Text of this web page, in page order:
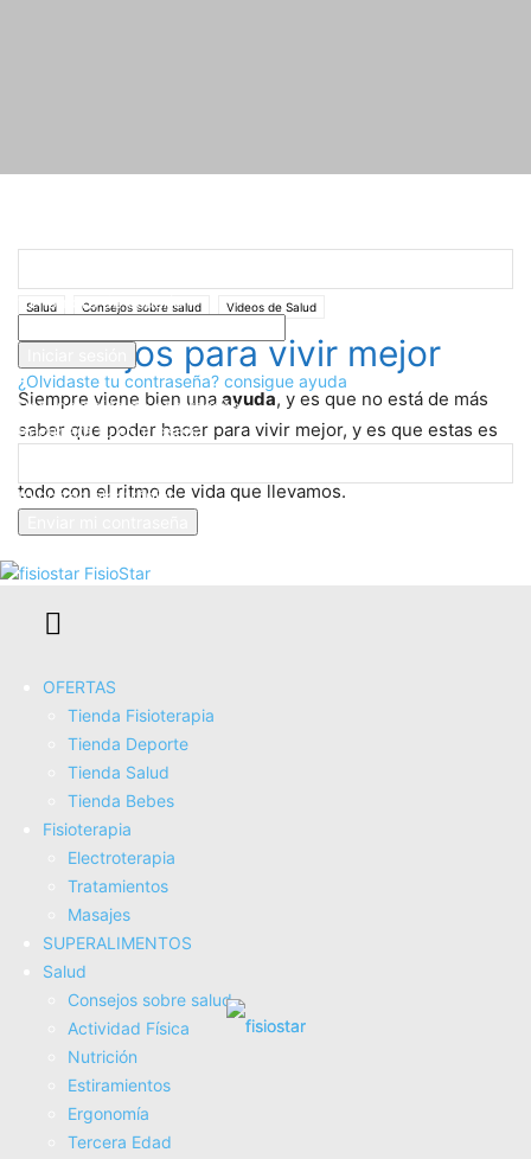
tu nombre de usuario
¿Olvidaste tu contraseña? consigue ayuda
Recuperación de contraseña
Recupera tu contraseña
tu correo electrónico
FisioStar
OFERTAS
Tienda Fisioterapia
Tienda Deporte
Tienda Salud
Tienda Bebes
Fisioterapia
Electroterapia
Tratamientos
Masajes
SUPERALIMENTOS
Salud
Consejos sobre salud
Actividad Fí­sica
Nutrición
Estiramientos
Ergonomí­a
Tercera Edad
Salud Consejos sobre salud Videos de Salud
Consejos para vivir mejor
Siempre viene bien una ayuda, y es que no está de más
saber que poder hacer para vivir mejor, y es que estas es
todo con el ritmo de vida que llevamos.